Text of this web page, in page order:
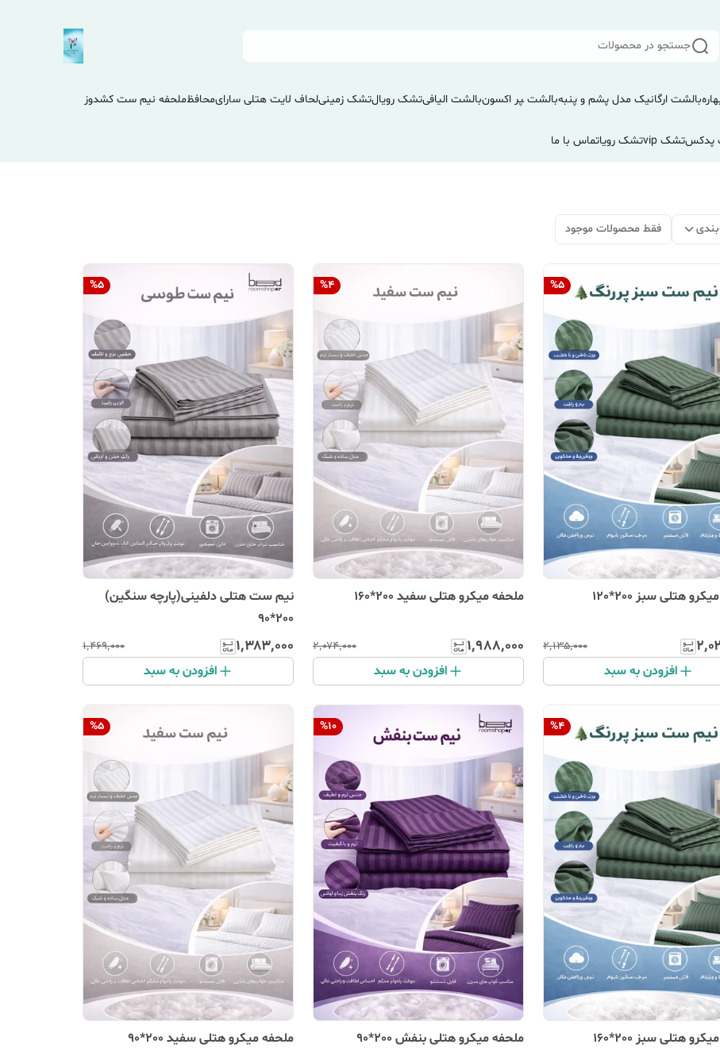
جستجو در محصولات
بالشت ارگانیک مدل پشم و پنبهبالشت ‍‍‍پر اکسونبالشت الیافیتشک رویالتشک زمینیلحاف لایت هتلی سارایمحافظملحفه نیم ست کشدوز
پدکستشک vip تشک رویاتماس با ما
فقط محصولات موجود
%5
هتلی سبز 200*120
۲٬۱۳۵٬۰۰۰
افزودن به سبد
%4
ملحفه میکرو هتلی سفید 200*160
۱٬۹۸۸٬۰۰۰ ۲٬۰۷۴٬۰۰۰
افزودن به سبد
%5
نیم ست هتلی دلفینی(پارچه سنگین)
200*90
۱٬۳۸۳٬۰۰۰ ۱٬۴۶۹٬۰۰۰
افزودن به سبد
%4
سبز 200*160
%10
ملحفه میکرو هتلی بنفش 200*90
%5
ملحفه میکرو هتلی سفید 200*90